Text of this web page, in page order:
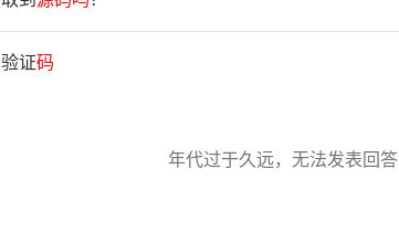
证码
年代过于久远，无法发表回答